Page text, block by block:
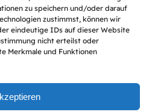
zu speichern und/oder darauf
zustimmst, können wir
eindeutige IDs auf dieser Website
nicht erteilst oder
Merkmale und Funktionen
melden!